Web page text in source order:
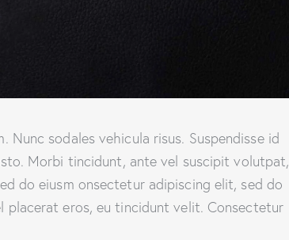
sodales vehicula risus. Suspendisse id
Morbi tincidunt, ante vel suscipit volutpat,
do eiusm onsectetur adipiscing elit, sed do
eros, eu tincidunt velit. Consectetur